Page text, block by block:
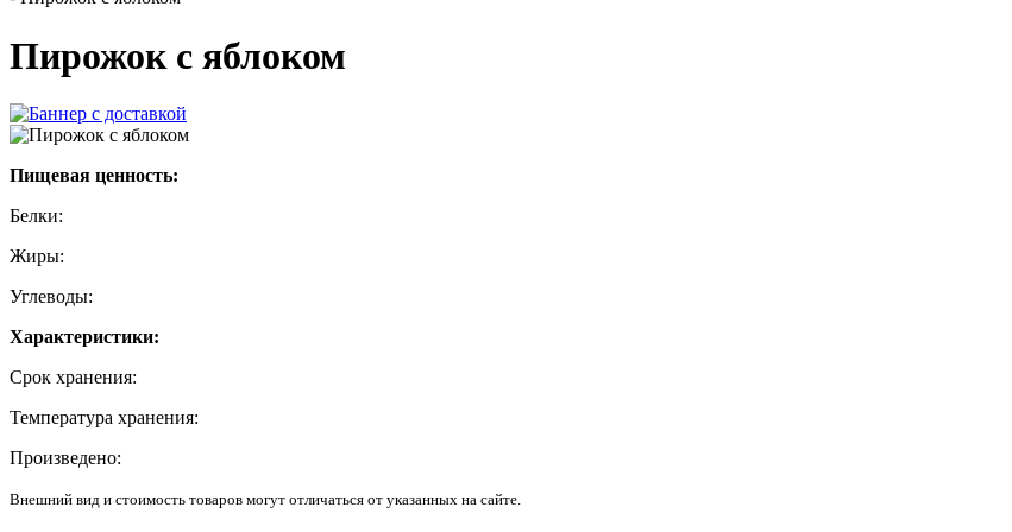
Пирожок с яблоком
Пищевая ценность:
Белки:
Жиры:
Углеводы:
Характеристики:
Срок хранения:
Температура хранения:
Произведено:
Внешний вид и стоимость товаров могут отличаться от указанных на сайте.